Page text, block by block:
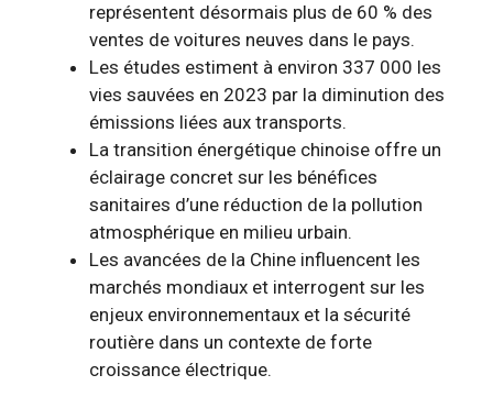
représentent désormais plus de 60 % des
ventes de voitures neuves dans le pays.
Les études estiment à environ 337 000 les
vies sauvées en 2023 par la diminution des
émissions liées aux transports.
La transition énergétique chinoise offre un
éclairage concret sur les bénéfices
sanitaires d’une réduction de la pollution
atmosphérique en milieu urbain.
Les avancées de la Chine influencent les
marchés mondiaux et interrogent sur les
enjeux environnementaux et la sécurité
routière dans un contexte de forte
croissance électrique.